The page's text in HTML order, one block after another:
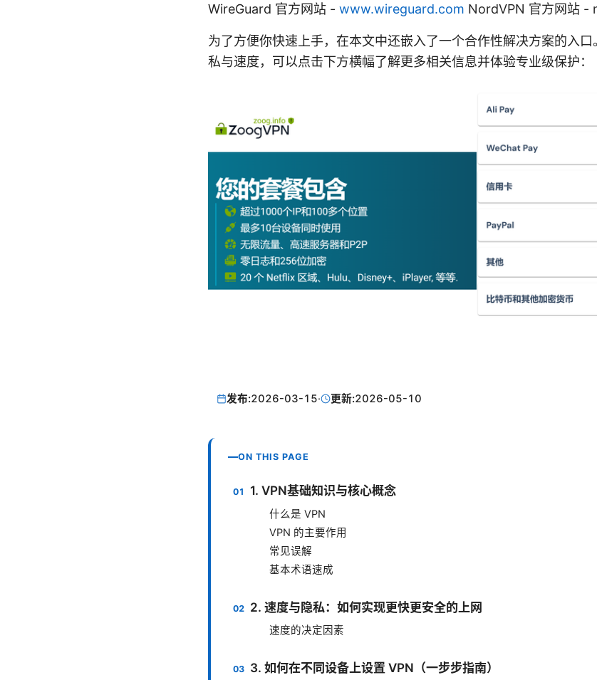
WireGuard 官方网站 - www.wireguard.com NordVPN 官方网站 -
为了方便你快速上手，在本文中还嵌入了一个合作性解决方案的入
私与速度，可以点击下方横幅了解更多相关信息并体验专业级保护：
发布:2026-03-15· 更新:2026-05-10
ON THIS PAGE
1. VPN基础知识与核心概念
什么是 VPN
VPN 的主要作用
常见误解
基本术语速成
2. 速度与隐私：如何实现更快更安全的上网
速度的决定因素
3. 如何在不同设备上设置 VPN（一步步指南）